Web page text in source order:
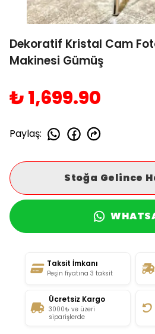
Dekoratif Kristal Cam
Makinesi Gümüş
₺ 1,699.90
Paylaş:
Stoğa Gelince
Taksit İmkanı
Peşin fiyatına 3 taksit
Ücretsiz Kargo
3000₺ ve üzeri
siparişlerde